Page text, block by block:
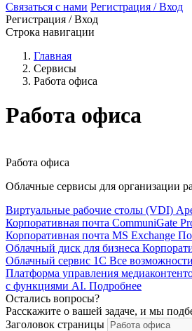
Связаться с нами Регистрация / Вход
Регистрация / Вход
Строка навигации
Главная
Сервисы
Работа офиса
Работа офиса
Работа офиса
Облачные сервисы для организации
Виртуальные рабочие столы (VDI)
Корпоративная почта CommuniGate
Корпоративная почта MS Exchange
Облачный диск для бизнеса
Облачный сервис 1С Все
Платформа управления
с функциями AI. Подробнее
Остались вопросы?
Расскажите о вашей задаче, и мы
Заголовок страницы